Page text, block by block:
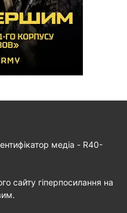
медіа - R40-
сайту гіперпосилання на